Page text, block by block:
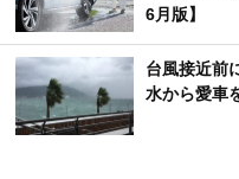
6月版】
台風接近前
水から愛車